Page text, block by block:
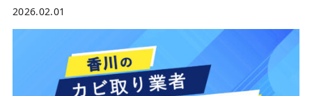
2026.02.01